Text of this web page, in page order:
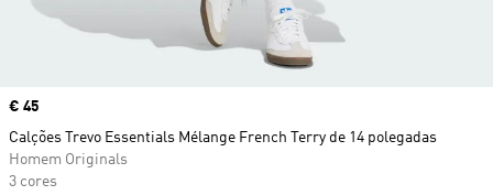
Price
€ 45
Calções Trevo Essentials Mélange French Terry de 14 polegadas
Homem Originals
3 cores